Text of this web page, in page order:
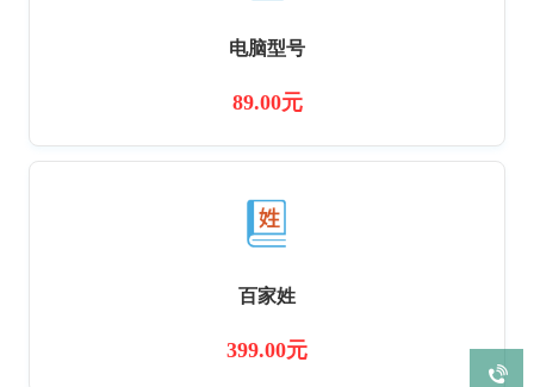
电脑型号
89.00元
百家姓
399.00元